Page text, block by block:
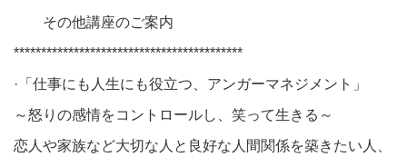
その他講座のご案内
******************************************
·「仕事にも人生にも役立つ、アンガーマネジメント」
～怒りの感情をコントロールし、笑って生きる～
恋人や家族など大切な人と良好な人間関係を築きたい人、